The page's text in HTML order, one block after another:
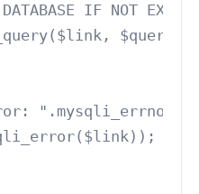
IF NOT
$query);